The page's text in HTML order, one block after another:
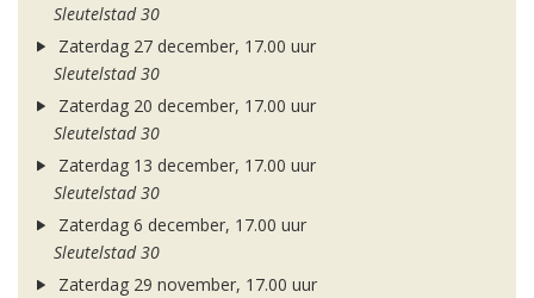
Sleutelstad 30
Zaterdag 27 december, 17.00 uur
Sleutelstad 30
Zaterdag 20 december, 17.00 uur
Sleutelstad 30
Zaterdag 13 december, 17.00 uur
Sleutelstad 30
Zaterdag 6 december, 17.00 uur
Sleutelstad 30
Zaterdag 29 november, 17.00 uur